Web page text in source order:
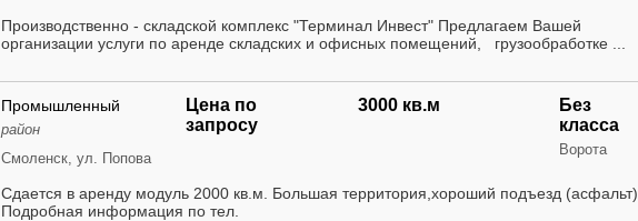
Производственно - складской комплекс "Терминал Инвест" Предлагаем Вашей
организации услуги по аренде складских и офисных помещений, грузообработке ...
Промышленный
район
Смоленск, ул. Попова
Цена по
запросу
3000 кв.м
Без
класса
Ворота
Сдается в аренду модуль 2000 кв.м. Большая территория,хороший подъезд (асфальт).
Подробная информация по тел.